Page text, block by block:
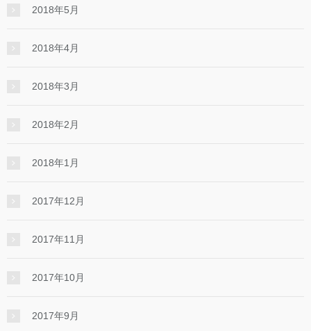
2018年5月
2018年4月
2018年3月
2018年2月
2018年1月
2017年12月
2017年11月
2017年10月
2017年9月